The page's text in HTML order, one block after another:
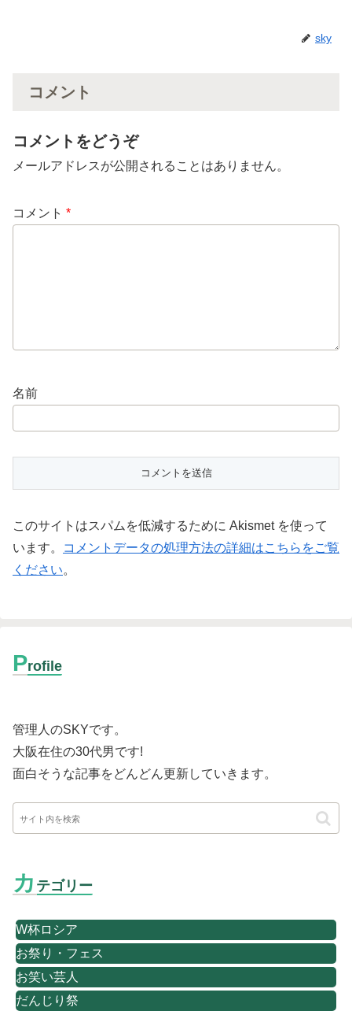
sky
コメント
コメントをどうぞ
メールアドレスが公開されることはありません。
コメント *
名前
このサイトはスパムを低減するために Akismet を使って
います。
コメントデータの処理方法の詳細はこちらをご覧
ください。
Profile
管理人のSKYです。
大阪在住の30代男です!
面白そうな記事をどんどん更新していきます。
カ テゴリー
W杯ロシア
お祭り・フェス
お笑い芸人
だんじり祭